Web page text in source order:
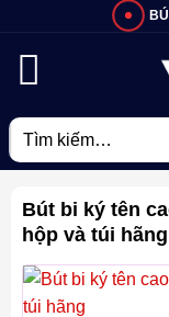
Tìm
kiếm:
Bút bi ký tên
hộp và túi hãng